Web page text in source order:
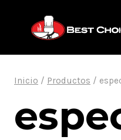
contenido
Inicio / Productos /